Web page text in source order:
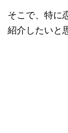
そこで、特に
紹介したいと